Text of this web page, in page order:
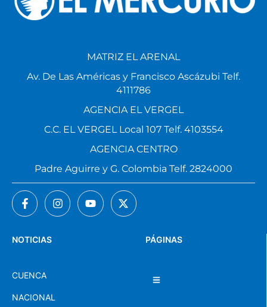
PÁGINAS
NOTICIAS
CUENCA
NACIONAL
MATRIZ EL ARENAL
Av. De Las Américas y Francisco Ascázubi Telf.
4111786
AGENCIA EL VERGEL
C.C. EL VERGEL Local 107 Telf. 4103554
AGENCIA CENTRO
Padre Aguirre y G. Colombia Telf. 2824000